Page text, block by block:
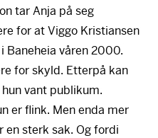
tar Anja på seg
for at Viggo Kristiansen
Baneheia våren 2000.
for skyld. Etterpå kan
vant publikum.
er flink. Men enda mer
en sterk sak. Og fordi